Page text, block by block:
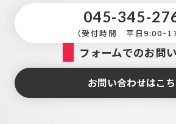
045-345-
（受付時間 平日
フォームでのお問
お問い合わせはこ